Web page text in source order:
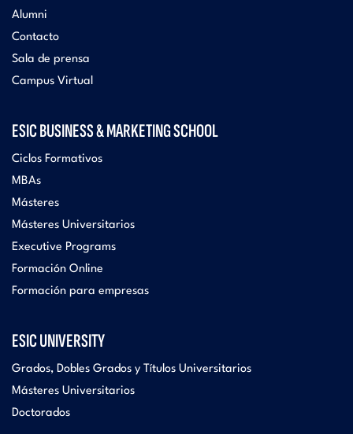
Alumni
Contacto
Sala de prensa
Campus Virtual
ESIC BUSINESS & MARKETING SCHOOL
Ciclos Formativos
MBAs
Másteres
Másteres Universitarios
Executive Programs
Formación Online
Formación para empresas
ESIC UNIVERSITY
Grados, Dobles Grados y Títulos Universitarios
Másteres Universitarios
Doctorados